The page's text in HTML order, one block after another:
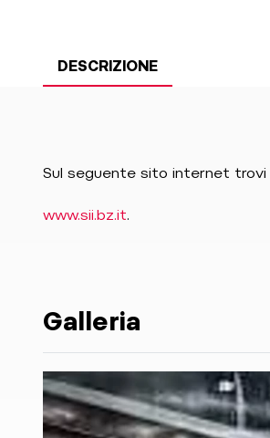
DESCRIZIONE
Sul seguente sito internet
www.sii.bz.it
Galleria